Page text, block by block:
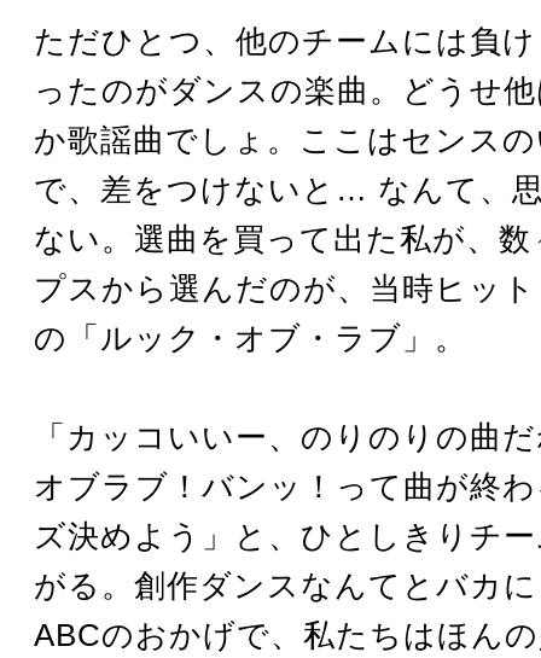
ただひとつ、他のチームには負
ったのがダンスの楽曲。どうせ
か歌謡曲でしょ。ここはセンス
で、差をつけないと… なんて、
ない。選曲を買って出た私が、
プスから選んだのが、当時ヒッ
の「ルック・オブ・ラブ」。
「カッコいいー、のりのりの曲
オブラブ！バンッ！って曲が終
ズ決めよう」と、ひとしきりチ
がる。創作ダンスなんてとバカ
ABCのおかげで、私たちはほん